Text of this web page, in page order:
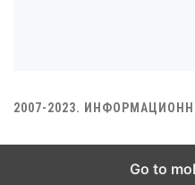
2007-2023.
Go to